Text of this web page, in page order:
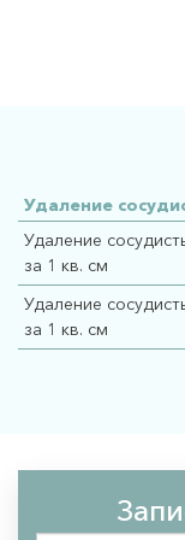
..удалить
..улучшить цвет
..четкий овал лица
Удаление
Удаление
за 1 кв. см
Удаление
за 1 кв. см